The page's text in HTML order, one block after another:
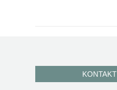
KONTAKT